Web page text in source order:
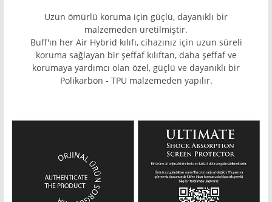
Uzun ömürlü koruma için güçlü, dayanıklı bir
malzemeden üretilmiştir.
Buff'ın her Air Hybrid kılıfı, cihazınız için uzun süreli
koruma sağlayan bir şeffaf kılıftan, daha şeffaf ve
korumaya yardımcı olan özel, güçlü ve dayanıklı bir
Polikarbon - TPU malzemeden yapılır.